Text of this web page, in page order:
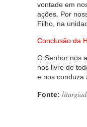
vontade em
ações. Por
Filho, na
Conclusão da
O Senhor nos
nos livre de
e nos conduza
Fonte: